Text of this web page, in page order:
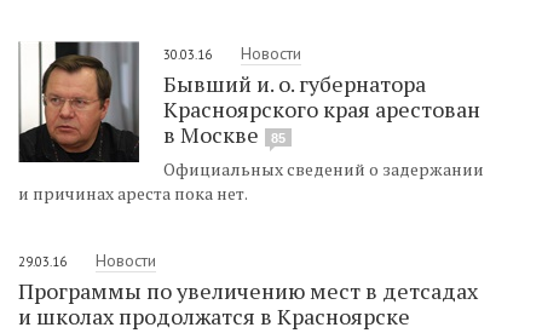
30.03.16 Новости
Бывший и. о. губернатора
Красноярского края арестован
в Москве
85
Официальных сведений о задержании
и причинах ареста пока нет.
29.03.16 Новости
Программы по увеличению мест в детсадах
и школах продолжатся в Красноярске